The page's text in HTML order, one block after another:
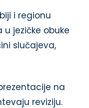
i regionu
jezičke obuke
slučajeva,
na
reviziju.